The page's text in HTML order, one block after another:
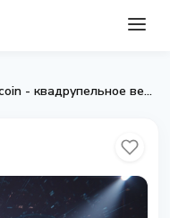
$4,7 трлн деривативов давят на Bitcoin - квадрупельное ведьмовство